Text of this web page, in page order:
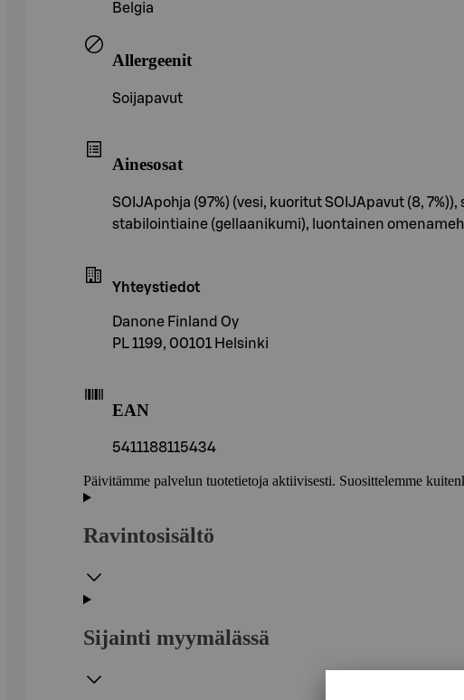
Belgia
Allergeenit
Soijapavut
Ainesosat
SOIJApohja (97%) (vesi, kuoritut SOIJApavut (8,
stabilointiaine (gellaanikumi), luontainen
Yhteystiedot
Danone Finland Oy
PL 1199, 00101 Helsinki
EAN
5411188115434
Päivitämme palvelun tuotetietoja aktiivisesti. Suosittelemme
Ravintosisältö
Sijainti myymälässä